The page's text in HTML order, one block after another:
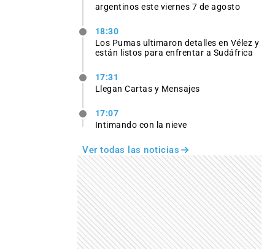
argentinos este viernes 7 de agosto
18:30
Los Pumas ultimaron detalles en Vélez y
están listos para enfrentar a Sudáfrica
17:31
Llegan Cartas y Mensajes
17:07
Intimando con la nieve
Ver todas las noticias